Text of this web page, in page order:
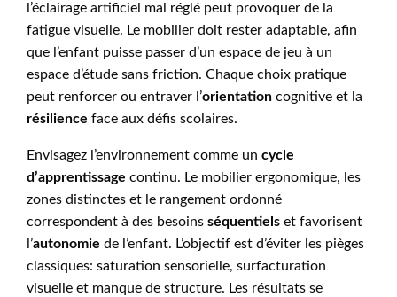
l’éclairage artificiel mal réglé peut provoquer de la
fatigue visuelle. Le mobilier doit rester adaptable, afin
que l’enfant puisse passer d’un espace de jeu à un
espace d’étude sans friction. Chaque choix pratique
peut renforcer ou entraver l’orientation cognitive et la
résilience face aux défis scolaires.
Envisagez l’environnement comme un cycle
d’apprentissage continu. Le mobilier ergonomique, les
zones distinctes et le rangement ordonné
correspondent à des besoins séquentiels et favorisent
l’autonomie de l’enfant. L’objectif est d’éviter les pièges
classiques: saturation sensorielle, surfacturation
visuelle et manque de structure. Les résultats se